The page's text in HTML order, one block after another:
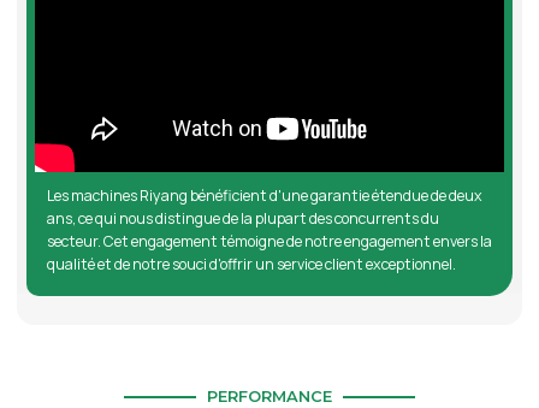
Les machines Riyang bénéficient d'une garantie étendue de deux
ans, ce qui nous distingue de la plupart des concurrents du
secteur. Cet engagement témoigne de notre engagement envers la
qualité et de notre souci d'offrir un service client exceptionnel.
PERFORMANCE